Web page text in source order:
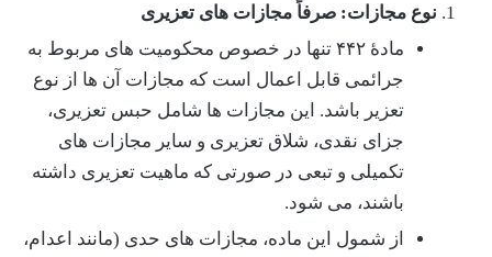
نوع مجازات: صرفاً مجازات های تعزیری
مادۀ ۴۴۲ تنها در خصوص محکومیت های مربوط به
جرائمی قابل اعمال است که مجازات آن ها از نوع
تعزیر باشد. این مجازات ها شامل حبس تعزیری،
جزای نقدی، شلاق تعزیری و سایر مجازات های
تکمیلی و تبعی در صورتی که ماهیت تعزیری داشته
باشند، می شود.
از شمول این ماده، مجازات های حدی (مانند اعدام،